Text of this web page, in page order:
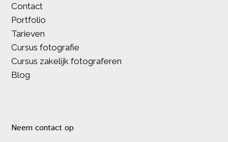
Contact
Portfolio
Tarieven
Cursus fotografie
Cursus zakelijk fotograferen
Blog
Neem contact op